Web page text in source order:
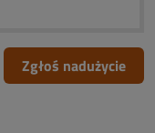
Zgłoś nadużycie